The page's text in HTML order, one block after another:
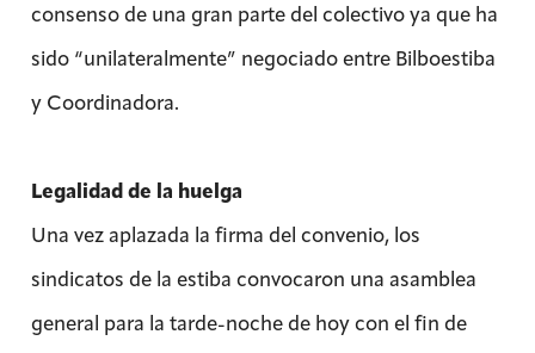
consenso de una gran parte del colectivo ya que ha
sido “unilateralmente” negociado entre Bilboestiba
y Coordinadora.
Legalidad de la huelga
Una vez aplazada la firma del convenio, los
sindicatos de la estiba convocaron una asamblea
general para la tarde-noche de hoy con el fin de